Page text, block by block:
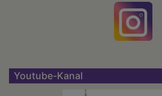
Youtube-Kanal